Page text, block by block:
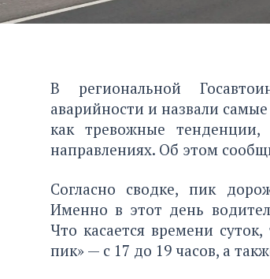
В региональной
аварийности и назвали
как тревожные
направлениях. Об этом
Согласно сводке, пик
Именно в этот день
Что касается времени
пик» — с 17 до 19 часов, а